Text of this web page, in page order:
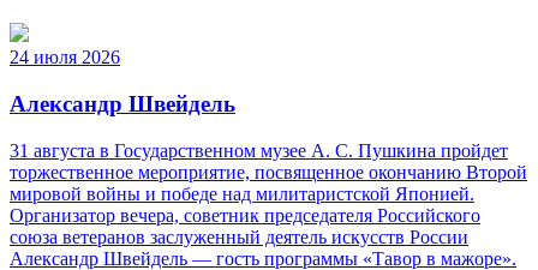
24 июля 2026
Александр Швейдель
31 августа в Государственном музее А. С. Пушкина пройдет
торжественное мероприятие, посвященное окончанию Второй
мировой войны и победе над милитаристской Японией.
Организатор вечера, советник председателя Российского
союза ветеранов заслуженный деятель искусств России
Александр Швейдель — гость программы «Тавор в мажоре».